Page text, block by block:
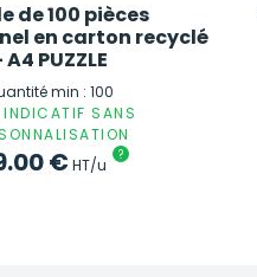
de 100 pièces
en carton recyclé
A4 PUZZLE
min : 100
INDICATIF SANS
€HT/u
?